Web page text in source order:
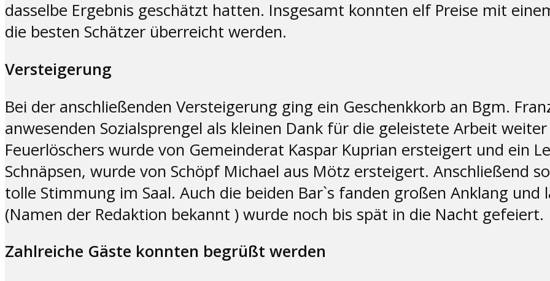
dasselbe Ergebnis geschätzt hatten. Insgesamt konnten elf Preise mit
die besten Schätzer überreicht werden.
Versteigerung
Bei der anschließenden Versteigerung ging ein Geschenkkorb an Bgm.
anwesenden Sozialsprengel als kleinen Dank für die geleistete Arbeit
Feuerlöschers wurde von Gemeinderat Kaspar Kuprian ersteigert und ein
Schnäpsen, wurde von Schöpf Michael aus Mötz ersteigert. Anschließend
tolle Stimmung im Saal. Auch die beiden Bar`s fanden großen Anklang
(Namen der Redaktion bekannt ) wurde noch bis spät in die Nacht gefeiert.
Zahlreiche Gäste konnten begrüßt werden